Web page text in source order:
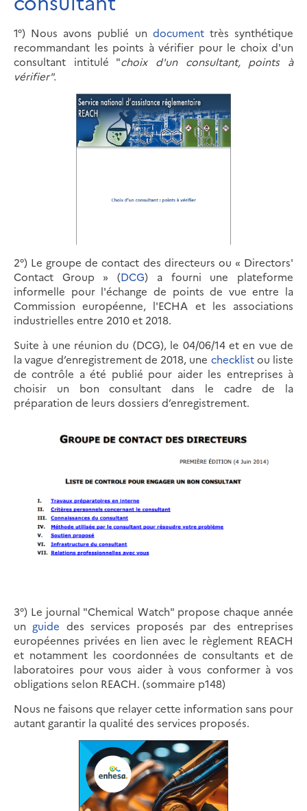
1°) Nous avons publié un documenttrès synthétique
recommandant les points à vérifier pour le choix d'un
consultant intitulé "choix d'un consultant, points à
vérifier".
2°) Le groupe de contact des directeurs ou « Directors'
Contact Group »(DCG) a fourni une plateforme
informelle pour l'échange de points de vue entre la
Commission européenne, l'ECHA et les associations
industrielles entre 2010 et 2018.
Suite à une réunion du (DCG), le 04/06/14 et en vue de
la vague d’enregistrement de 2018, une checklistou liste
de contrôle a été publié pour aider les entreprises à
choisir un bon consultant dans le cadre de la
préparation de leurs dossiers d’enregistrement.
3°) Le journal "Chemical Watch" propose chaque année
un guide des services proposés par des entreprises
européennes privées en lien avec le règlement REACH
et notamment les coordonnées de consultants et de
laboratoires pour vous aider à vous conformer à vos
obligations selon REACH. (sommaire p148)
Nous ne faisons que relayer cette information sans pour
autant garantir la qualité des services proposés.